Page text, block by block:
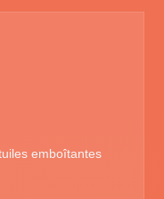
emboîtantes